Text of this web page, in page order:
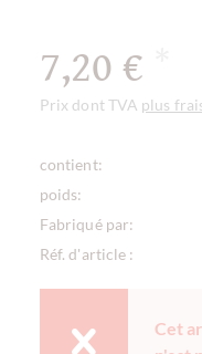
7,20 €
Prix dont TVA plus
contient:
poids:
Fabriqué par:
Réf. d'article :
Cet